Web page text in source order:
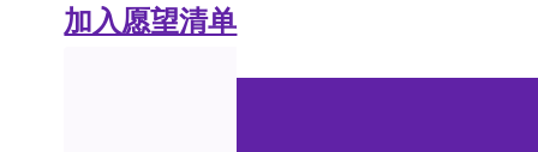
加入愿望清单